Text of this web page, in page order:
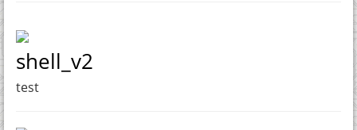
shell_v2
test